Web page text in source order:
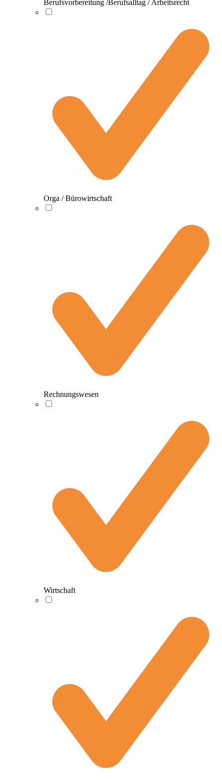
Berufsvorbereitung /Berufsalltag / Arbeitsrecht
Orga / Bürowirtschaft
Rechnungswesen
Wirtschaft